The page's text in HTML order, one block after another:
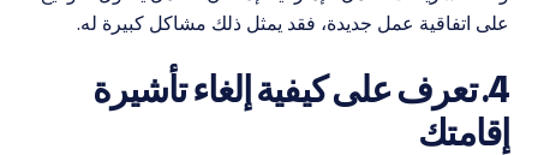
على اتفاقية عمل جديدة، فقد يمثل ذلك مشاكل كبيرة له.
4. تعرف على كيفية إلغاء تأشيرة
إقامتك